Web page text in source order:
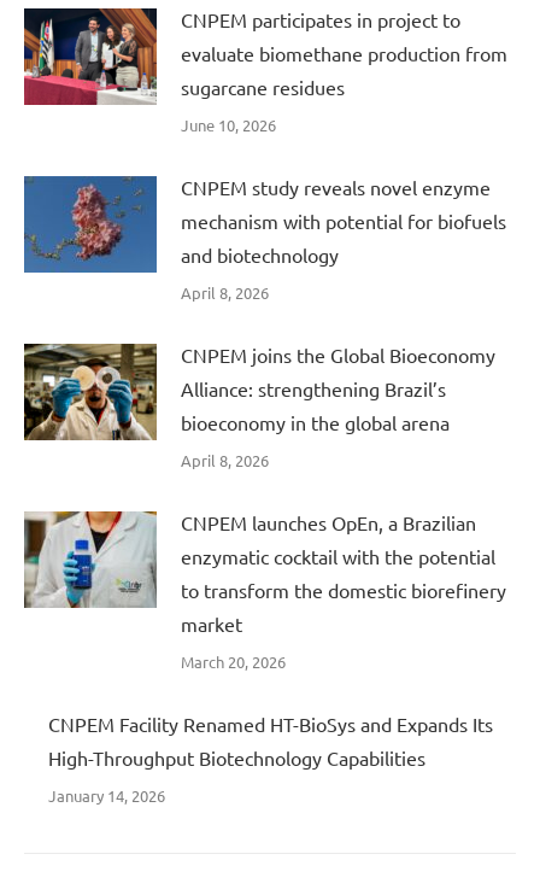
CNPEM participates in project to
evaluate biomethane production from
sugarcane residues
June 10, 2026
CNPEM study reveals novel enzyme
mechanism with potential for biofuels
and biotechnology
April 8, 2026
CNPEM joins the Global Bioeconomy
Alliance: strengthening Brazil’s
bioeconomy in the global arena
April 8, 2026
CNPEM launches OpEn, a Brazilian
enzymatic cocktail with the potential
to transform the domestic biorefinery
market
March 20, 2026
CNPEM Facility Renamed HT-BioSys and Expands Its
High-Throughput Biotechnology Capabilities
January 14, 2026